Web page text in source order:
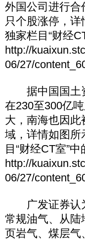
外国公司进行合
只个股涨停，
独家栏目“财经
http://
06/27/
据中国国土资
在230至300亿
大，南海也因此
域，详情如图所
目“财经CT室”
http://
06/27/
广发证券认为
常规油气、从陆
页岩气、煤层气